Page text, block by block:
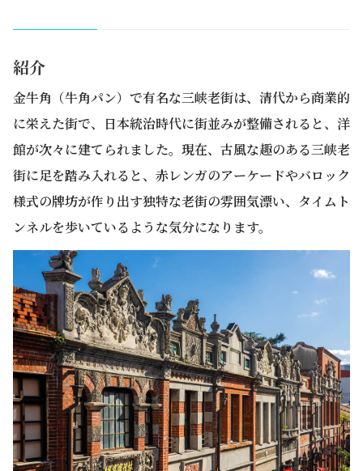
紹介
金牛角（牛角パン）で有名な三峡老街は、清代から商業的
に栄えた街で、日本統治時代に街並みが整備されると、洋
館が次々に建てられました。現在、古風な趣のある三峡老
街に足を踏み入れると、赤レンガのアーケードやバロック
様式の牌坊が作り出す独特な老街の雰囲気漂い、タイムト
ンネルを歩いているような気分になります。